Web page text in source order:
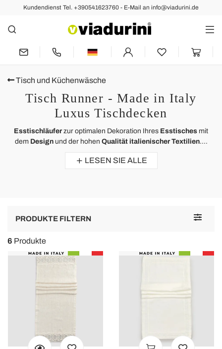
Kundendienst Tel. +390541623760 - E-Mail an info@viadurini.de
Tisch und Küchenwäsche
Tisch Runner - Made in Italy
Luxus Tischdecken
Esstischläuferzur optimalen Dekoration Ihres Esstisches mit
dem Design und der hohen Qualität italienischer Textilien....
LESEN SIE ALLE
Toggle
PRODUKTE FILTERN
6 Produkte